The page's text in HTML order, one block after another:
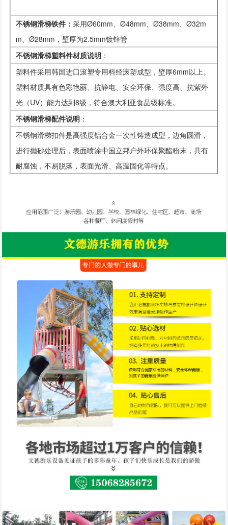
不锈钢滑梯铁件：采用Ø60mm、Ø48mm、Ø38mm、Ø32m
m、Ø28mm，壁厚为2.5mm镀锌管
不锈钢滑梯塑料件材质说明 ：
塑料件采用韩国进口滚塑专用料经滚塑成型，壁厚6mm以上。
塑料材质具有色彩艳丽、抗静电、安全环保、强度高、抗紫外
光（UV）能力达到8级，符合澳大利亚食品级标准。
不锈钢滑梯配件说明 ：
不锈钢滑梯扣件是高强度铝合金一次性铸造成型，边角圆滑，
进行抛砂处理后，表面喷涂中国立邦户外环保聚酯粉末，具有
耐腐蚀，不易脱落，表面光滑、高温固化等特点。